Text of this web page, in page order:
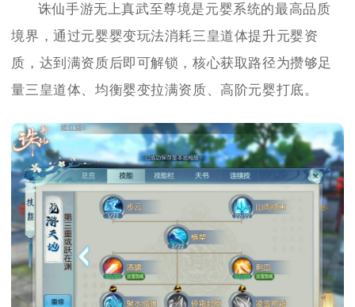
诛仙手游无上真武至尊境是元婴系统的最高品质
境界，通过元婴婴变玩法消耗三皇道体提升元婴资
质，达到满资质后即可解锁，核心获取路径为攒够足
量三皇道体、均衡婴变拉满资质、高阶元婴打底。